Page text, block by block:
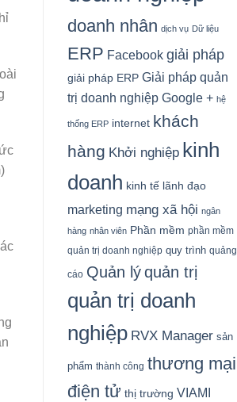
doanh nhân dịch vụ Dữ liệu
ERP Facebook giải pháp
giải pháp ERP Giải pháp quản
trị doanh nghiệp Google + hệ
thống ERP internet khách
hàng Khởi nghiệp kinh
doanh kinh tế lãnh đạo
marketing mạng xã hội ngân
hàng nhân viên Phần mềm phần mềm
quản trị doanh nghiệp quy trình quảng
cáo Quản lý quản trị
quản trị doanh
nghiệp RVX Manager sản
phẩm thành công thương mại
điện tử thị trường VIAMI